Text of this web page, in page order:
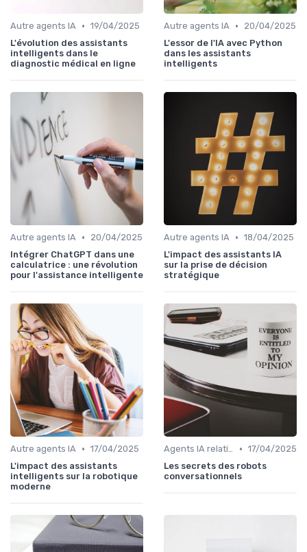
Autre agents IA • 19/04/2025
L'évolution des assistants
intelligents dans le
diagnostic médical en ligne
Autre agents IA •
20/04/2025
L'essor de l'IA avec Python
dans les assistants
intelligents
Autre agents IA •
20/04/2025
Intégrer ChatGPT dans une
calculatrice : une révolution
pour l'assistance intelligente
Autre agents IA • 18/04/2025
L'impact des assistants IA
sur la prise de décision
stratégique
Autre agents IA • 17/04/2025
L'impact des assistants
intelligents sur la robotique
moderne
Agents IA relation client • 17/04/2025
Les secrets des robots
conversationnels